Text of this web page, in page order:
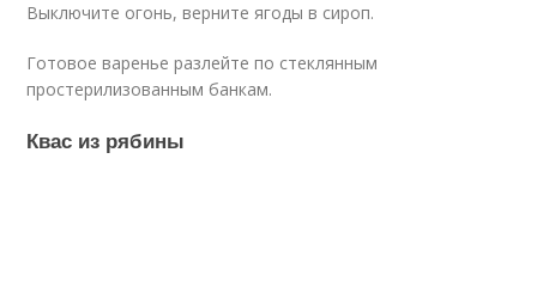
Выключите огонь, верните ягоды в сироп.
Готовое варенье разлейте по стеклянным
простерилизованным банкам.
Квас из рябины